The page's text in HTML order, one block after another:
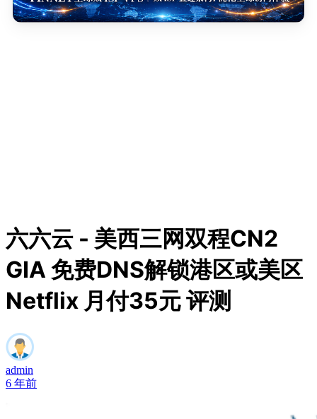
六六云 - 美西三网双程CN2
GIA 免费DNS解锁港区或美区
Netflix 月付35元 评测
admin
6 年前